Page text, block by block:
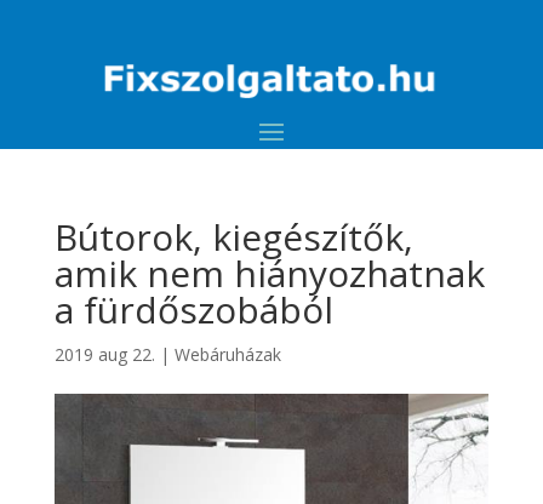
Bútorok, kiegészítők,
amik nem hiányozhatnak
a fürdőszobából
2019 aug 22. | Webáruházak